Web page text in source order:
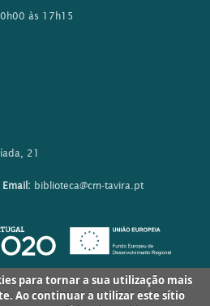
às 17h15
21
Email: biblioteca@cm-tavira.pt
para tornar a sua utilização mais
Ao continuar a utilizar este sítio